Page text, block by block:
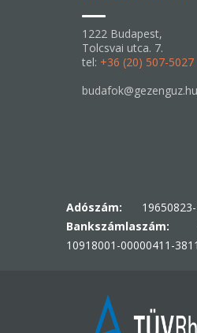
1222 Budapest,
Tolcsvai utca. 7.
tel: +36 (20) 507-5027
budafok@gezenguz.hu
Adószám:
Bankszámlaszám:
10918001-00000411-